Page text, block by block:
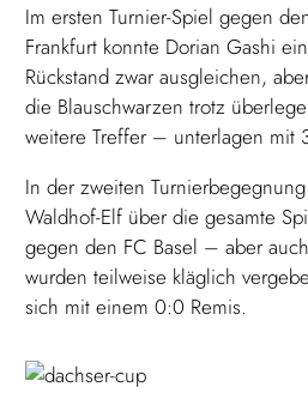
Im ersten Turnier-Spiel gegen
Frankfurt konnte Dorian Gashi
Rückstand zwar ausgleichen,
die Blauschwarzen trotz
weitere Treffer – unterlagen mit
In der zweiten
Waldhof-Elf über die gesamte
gegen den FC Basel – aber
wurden teilweise kläglich
sich mit einem 0:0 Remis.